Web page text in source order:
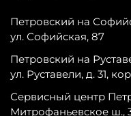
Петровский на
ул. Софийская, 87
Петровский на
ул. Руставели, д. 31,
Сервисный центр
Митрофаньевское ш.,